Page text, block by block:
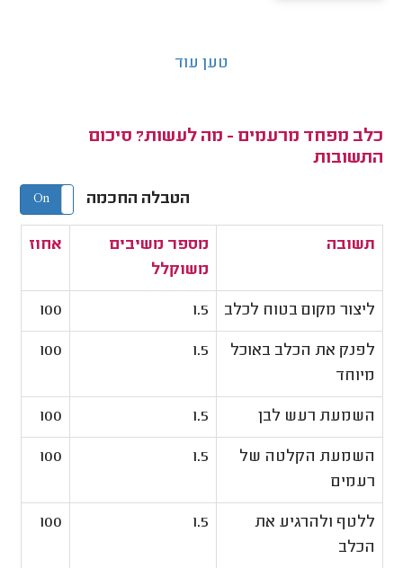
טען עוד
כלב מפחד מרעמים - מה לעשות? סיכום
התשובות
הטבלה החכמה On Off
תשובה
מספר משיבים
משוקלל
אחוז
ליצור מקום בטוח לכלב 1.5
100
לפנק את הכלב באוכל
מיוחד
1.5
100
השמעת רעש לבן 1.5
100
השמעת הקלטה של
רעמים
1.5
100
ללטף ולהרגיע את
הכלב
1.5
100